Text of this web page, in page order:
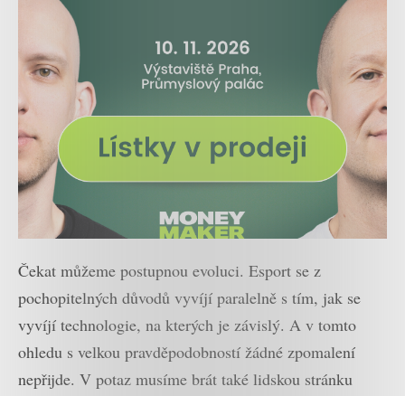
Čekat můžeme postupnou evoluci. Esport se z
pochopitelných důvodů vyvíjí paralelně s tím, jak se
vyvíjí technologie, na kterých je závislý. A v tomto
ohledu s velkou pravděpodobností žádné zpomalení
nepřijde. V potaz musíme brát také lidskou stránku